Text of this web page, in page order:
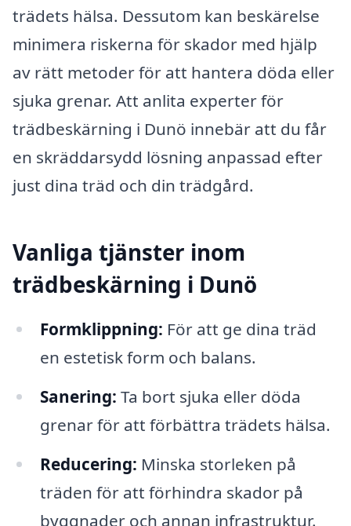
trädets hälsa. Dessutom kan beskärelse
minimera riskerna för skador med hjälp
av rätt metoder för att hantera döda eller
sjuka grenar. Att anlita experter för
trädbeskärning i Dunö innebär att du får
en skräddarsydd lösning anpassad efter
just dina träd och din trädgård.
Vanliga tjänster inom
trädbeskärning i Dunö
Formklippning: För att ge dina träd
en estetisk form och balans.
Sanering: Ta bort sjuka eller döda
grenar för att förbättra trädets hälsa.
Reducering: Minska storleken på
träden för att förhindra skador på
byggnader och annan infrastruktur.